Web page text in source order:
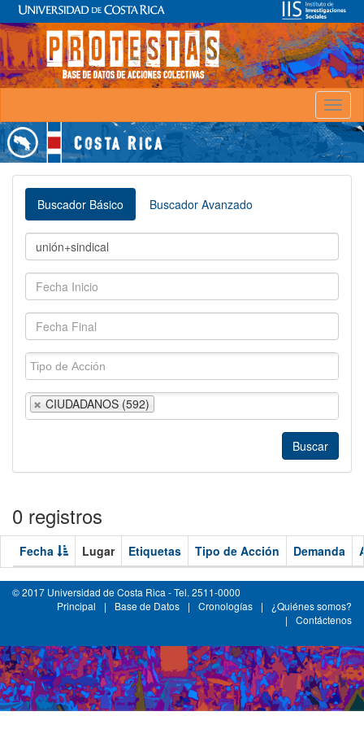
Buscador Básico Buscador Avanzado
CIUDADANOS (592)
0 registros
Fecha Lugar Etiquetas Tipo de Acción Demanda
© 2017 Universidad de Costa Rica - Tel. 2511-0000
Principal
| Base de Datos | Cronologías |
¿Quiénes somos?
|
Contáctenos